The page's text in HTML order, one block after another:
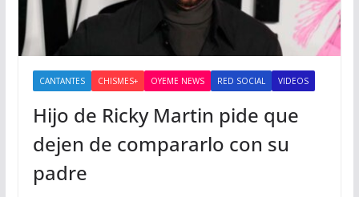
CANTANTES CHISMES+ OYEME NEWS RED SOCIAL VIDEOS
Hijo de Ricky Martin pide que
dejen de compararlo con su
padre